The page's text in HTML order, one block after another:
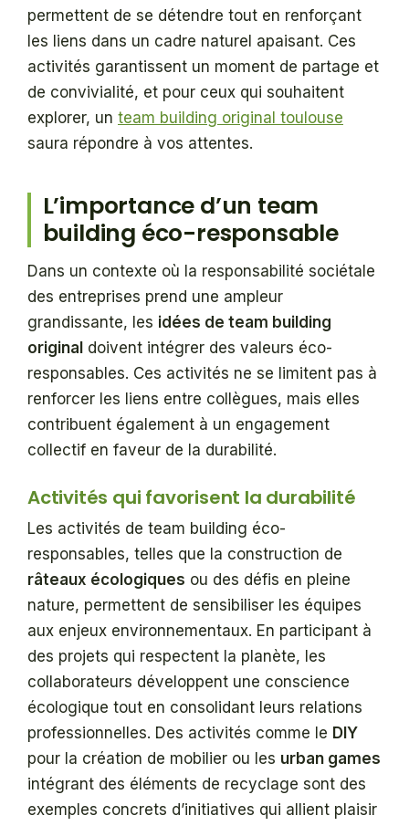
permettent de se détendre tout en renforçant
les liens dans un cadre naturel apaisant. Ces
activités garantissent un moment de partage et
de convivialité, et pour ceux qui souhaitent
explorer, un team building original toulouse
saura répondre à vos attentes.
L’importance d’un team
building éco-responsable
Dans un contexte où la responsabilité sociétale
des entreprises prend une ampleur
grandissante, les idées de team building
original doivent intégrer des valeurs éco-
responsables. Ces activités ne se limitent pas à
renforcer les liens entre collègues, mais elles
contribuent également à un engagement
collectif en faveur de la durabilité.
Activités qui favorisent la durabilité
Les activités de team building éco-
responsables, telles que la construction de
râteaux écologiques ou des défis en pleine
nature, permettent de sensibiliser les équipes
aux enjeux environnementaux. En participant à
des projets qui respectent la planète, les
collaborateurs développent une conscience
écologique tout en consolidant leurs relations
professionnelles. Des activités comme le DIY
pour la création de mobilier ou les urban games
intégrant des éléments de recyclage sont des
exemples concrets d’initiatives qui allient plaisir